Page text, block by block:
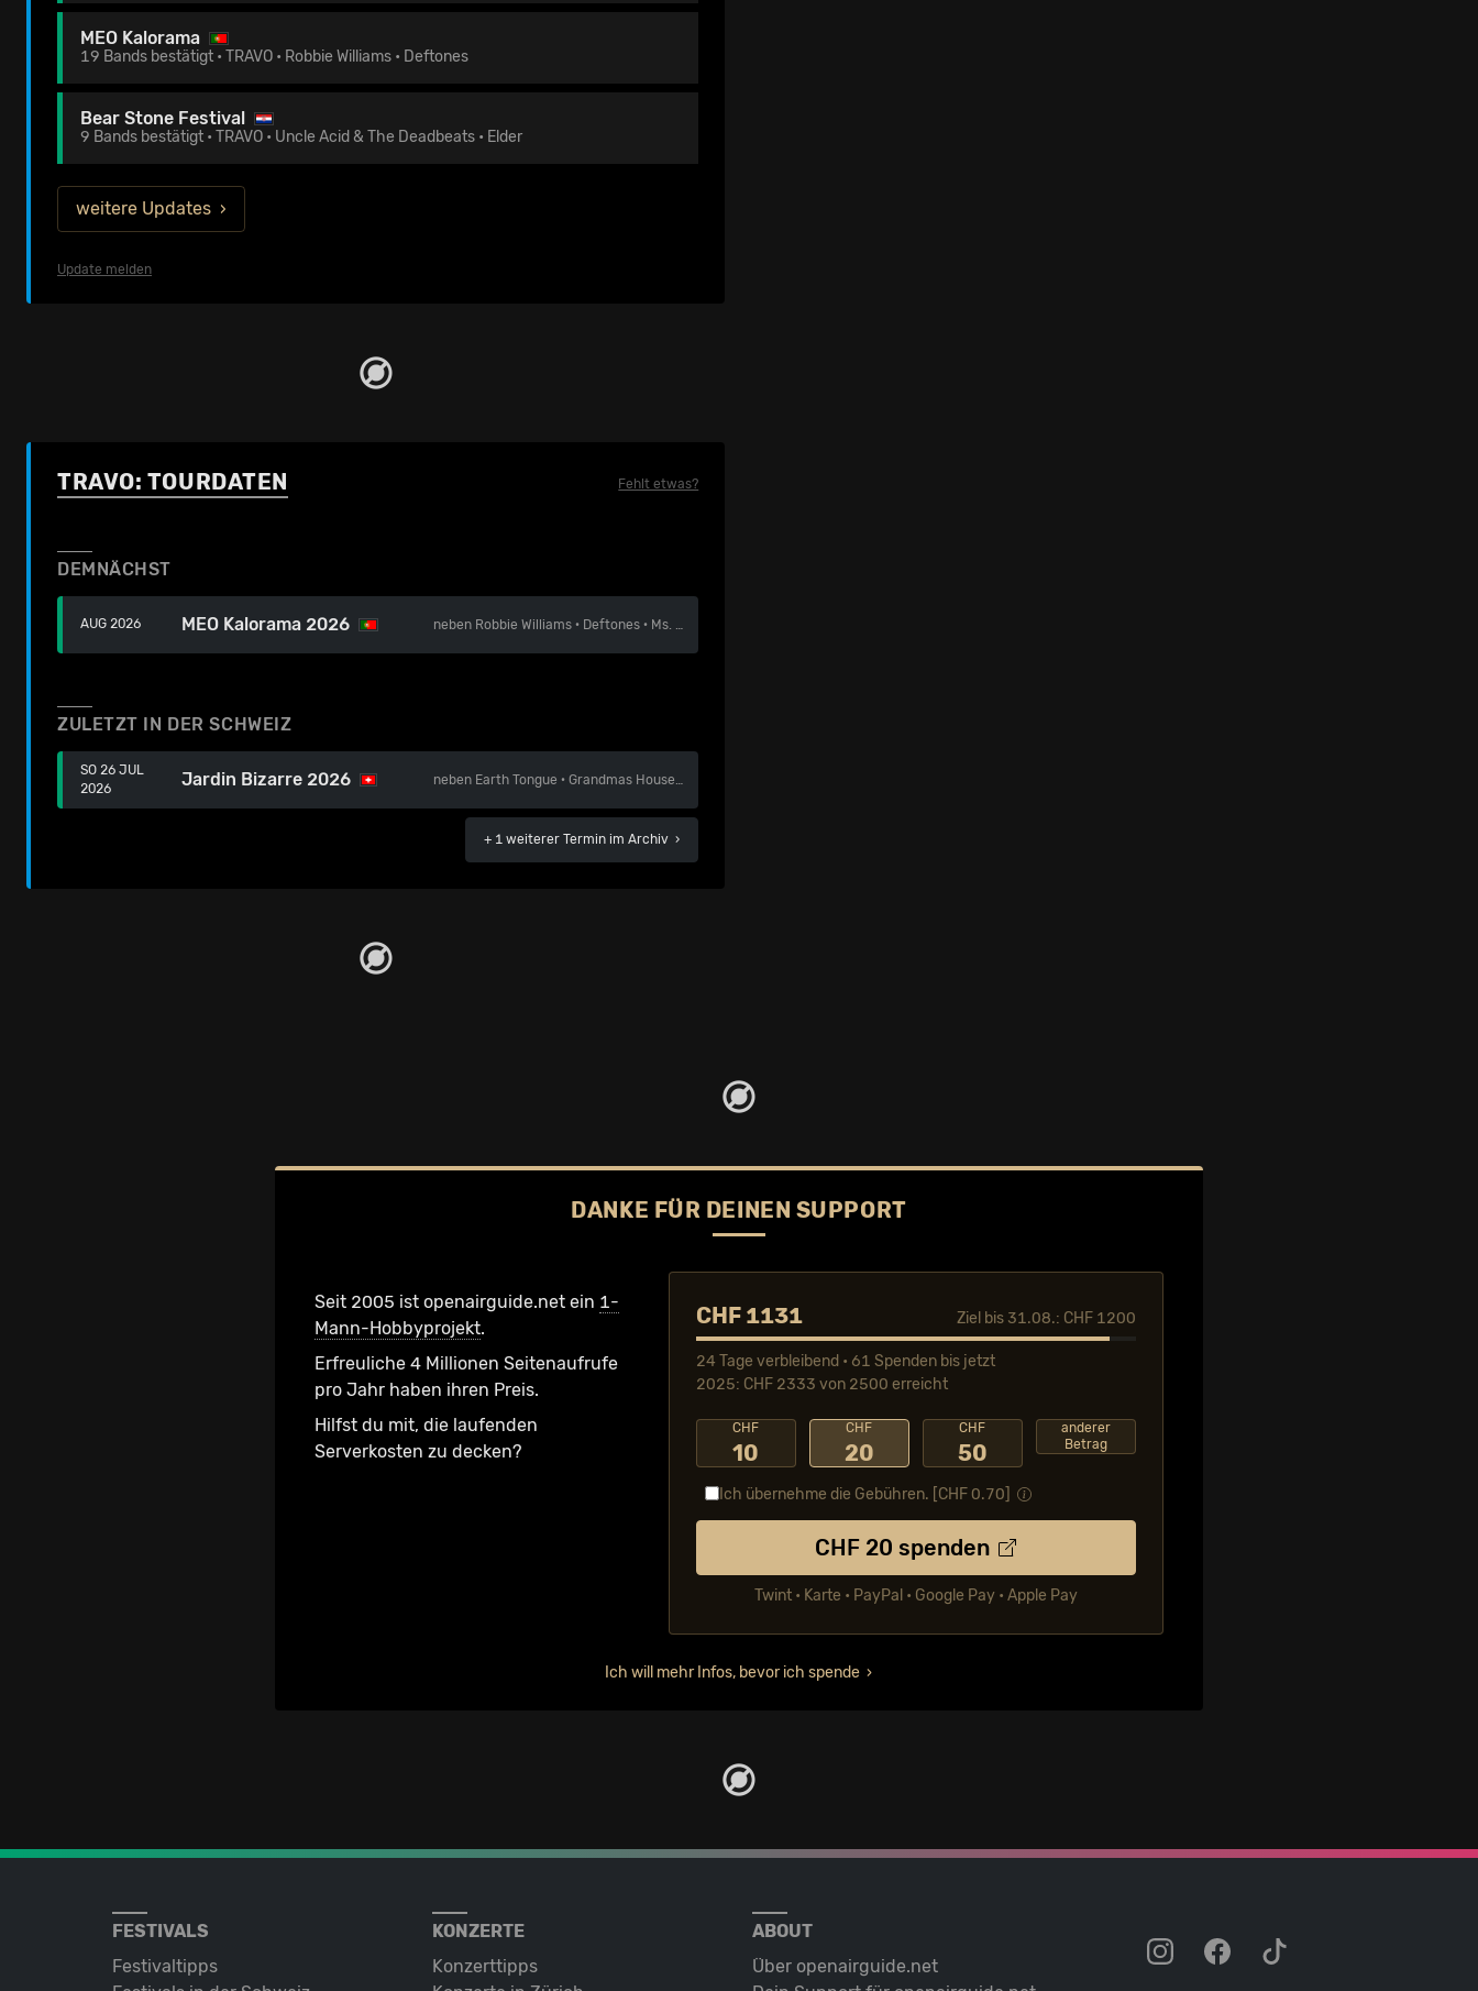
MEO Kalorama
19 Bands bestätigt • TRAVO • Robbie Williams • Deftones
Bear Stone Festival
9 Bands bestätigt • TRAVO • Uncle Acid & The Deadbeats • Elder
weitere Updates
Update melden
TRAVO: TOURDATEN Fehlt etwas?
DEMNÄCHST
AUG 2026 MEO Kalorama 2026 neben Robbie Williams · Deftones · Ms. Lauryn Hill
ZULETZT IN DER SCHWEIZ
SO 26 JUL
2026
Jardin Bizarre 2026 neben Earth Tongue ·Grandmas House
+ 1 weiterer Termin im Archiv ›
DANKE FÜR DEINEN SUPPORT
Seit 2005 ist openairguide.net ein 1-
Mann-Hobbyprojekt.
Erfreuliche 4 Millionen Seiten­aufrufe
pro Jahr haben ihren Preis.
Hilfst du mit, die laufenden
Serverkosten zu decken?
CHF 1131 Ziel bis 31.08.: CHF 1200
24 Tage verbleibend • 61 Spenden bis jetzt
2025: CHF 2333 von 2500 erreicht
CHF
10
CHF
20
CHF
50
anderer
Betrag
Ich übernehme die Gebühren. [CHF0.70
CHF 20 spenden
Twint • Karte • PayPal • Google Pay • Apple Pay
Ich will mehr Infos, bevor ich spende
FESTIVALS
Festivaltipps
KONZERTE
Konzerttipps
ABOUT
Über openairguide.net